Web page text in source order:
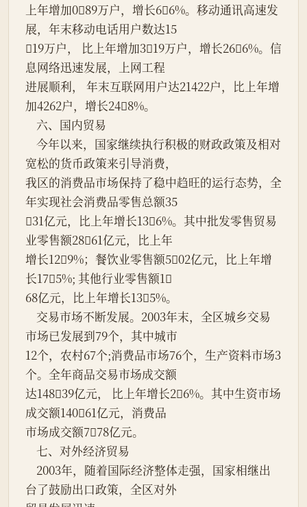
上年增加089万户，增长66%。移动通讯高速发
展，年末移动电话用户数达15
19万户， 比上年增加319万户，增长266%。信
息网络迅速发展，上网工程
进展顺利， 年末互联网用户达21422户，比上年增
加4262户，增长248%。
    六、国内贸易
宽松的货币政策来引导消费，
我区的消费品市场保持了稳中趋旺的运行态势，全
年实现社会消费品零售总额35
31亿元，比上年增长136%。其中批发零售贸易
业零售额2861亿元，比上年
增长129%；餐饮业零售额502亿元，比上年增
长175%; 其他行业零售额1
68亿元，比上年增长135%。
市场已发展到79个，其中城市
12个，农村67个;消费品市场76个，生产资料市场3
个。全年商品交易市场成交额
达14839亿元， 比上年增长26%。其中生资市场
成交额14061亿元，消费品
市场成交额778亿元。
    七、对外经济贸易
台了鼓励出口政策，全区对外